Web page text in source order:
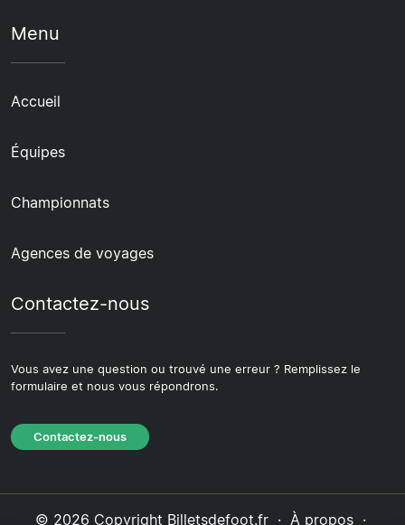
Menu
Accueil
Équipes
Championnats
Agences de voyages
Contactez-nous
Vous avez une question ou trouvé une erreur ? Remplissez le
formulaire et nous vous répondrons.
Contactez-nous
© 2026 Copyright Billetsdefoot.fr · À propos·